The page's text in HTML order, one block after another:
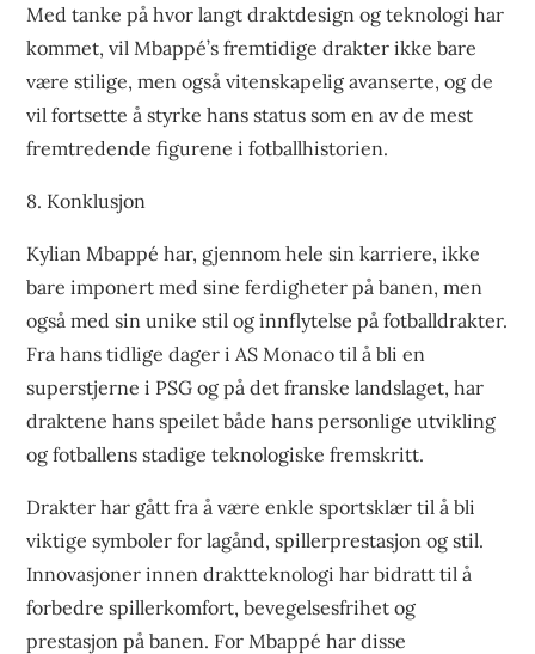
Med tanke på hvor langt draktdesign og teknologi har
kommet, vil Mbappé’s fremtidige drakter ikke bare
være stilige, men også vitenskapelig avanserte, og de
vil fortsette å styrke hans status som en av de mest
fremtredende figurene i fotballhistorien.
8. Konklusjon
Kylian Mbappé har, gjennom hele sin karriere, ikke
bare imponert med sine ferdigheter på banen, men
også med sin unike stil og innflytelse på fotballdrakter.
Fra hans tidlige dager i AS Monaco til å bli en
superstjerne i PSG og på det franske landslaget, har
draktene hans speilet både hans personlige utvikling
og fotballens stadige teknologiske fremskritt.
Drakter har gått fra å være enkle sportsklær til å bli
viktige symboler for lagånd, spillerprestasjon og stil.
Innovasjoner innen draktteknologi har bidratt til å
forbedre spillerkomfort, bevegelsesfrihet og
prestasjon på banen. For Mbappé har disse